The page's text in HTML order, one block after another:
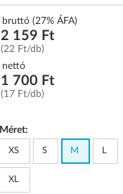
bruttó (27% ÁFA)
2 159 Ft
(22 Ft/db)
nettó
1 700 Ft
(17 Ft/db)
Méret:
XS S M L
XL